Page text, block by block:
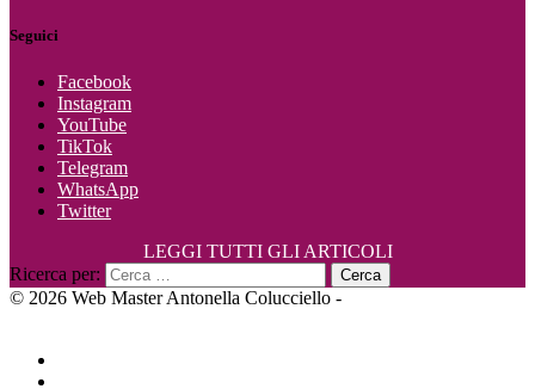
Seguici
Facebook
Instagram
YouTube
TikTok
Telegram
WhatsApp
Twitter
LEGGI TUTTI GLI ARTICOLI
Ricerca per:
© 2026 Web Master Antonella Colucciello -